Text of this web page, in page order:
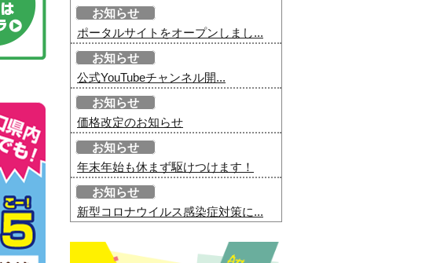
お知らせ
ポータルサイトをオープンしまし...
お知らせ
公式YouTubeチャンネル開...
お知らせ
価格改定のお知らせ
お知らせ
年末年始も休まず駆けつけます！
お知らせ
新型コロナウイルス感染症対策に...